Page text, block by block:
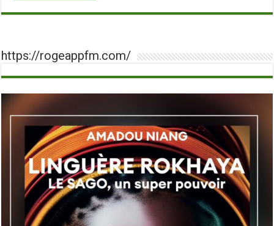
https://rogeappfm.com/